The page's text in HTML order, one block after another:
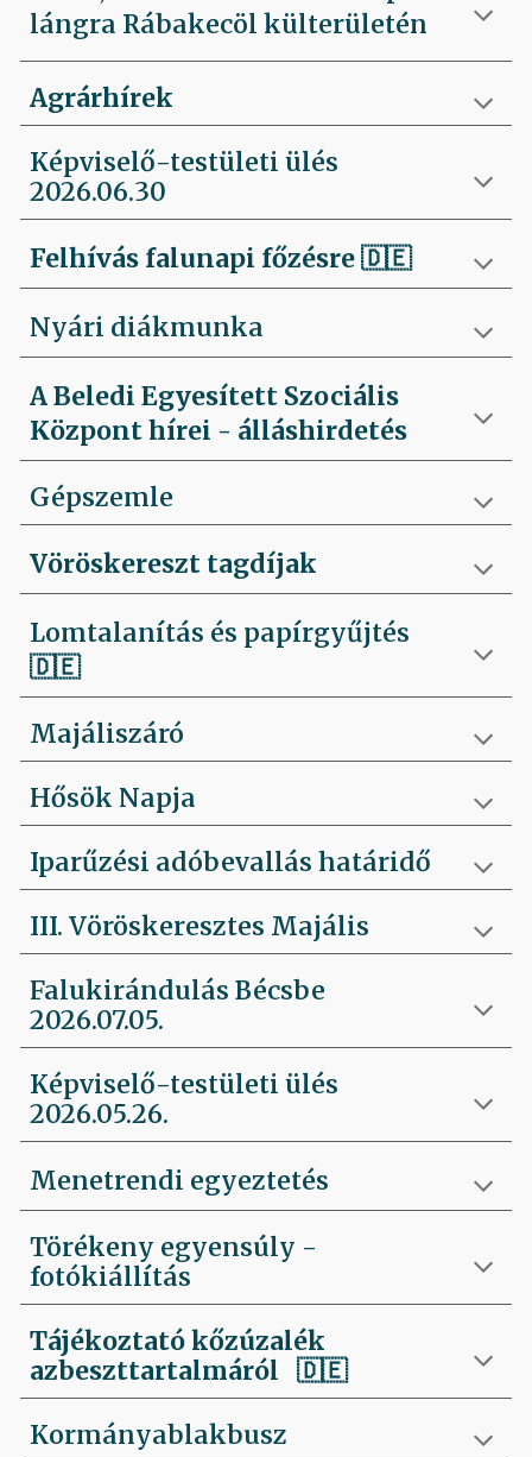
lángra Rábakecöl külterületén
Agrárhírek
Képviselő-testületi ülés
2026.06.30
Felhívás falunapi főzésre🇩🇪
Nyári diákmunka
A Beledi Egyesített Szociális
Központ hírei - álláshirdetés
Gépszemle
Vöröskereszt tagdíjak
Lomtalanítás és papírgyűjtés
🇩🇪
Majáliszáró
Hősök Napja
Iparűzési adóbevallás határidő
III. Vöröskeresztes Majális
Falukirándulás Bécsbe
2026.07.05.
Képviselő-testületi ülés
2026.05.26.
Menetrendi egyeztetés
Törékeny egyensúly -
fotókiállítás
Tájékoztató kőzúzalék
azbeszttartalmáról 🇩🇪
Kormányablakbusz